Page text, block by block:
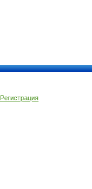
Регистрация